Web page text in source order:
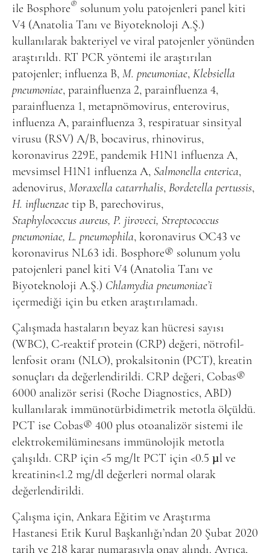
ile Bosphore® solunum yolu patojenleri panel kiti
V4 (Anatolia Tanı ve Biyoteknoloji A.Ş.)
kullanılarak bakteriyel ve viral patojenler yönünden
araştırıldı. RT PCR yöntemi ile araştırılan
patojenler; influenza B, M. pneumoniae, Klebsiella
pneumoniae, parainfluenza 2, parainfluenza 4,
parainfluenza 1, metapnömovirus, enterovirus,
influenza A, parainfluenza 3, respiratuar sinsityal
virusu (RSV) A/B, bocavirus, rhinovirus,
koronavirus 229E, pandemik H1N1 influenza A,
mevsimsel H1N1 influenza A, Salmonella enterica,
adenovirus, Moraxella catarrhalis, Bordetella pertussis,
H. influenzae tip B, parechovirus,
Staphylococcus aureus, P. jiroveci, Streptococcus
pneumoniae, L. pneumophila, koronavirus OC43 ve
koronavirus NL63 idi. Bosphore® solunum yolu
patojenleri panel kiti V4 (Anatolia Tanı ve
Biyoteknoloji A.Ş.) Chlamydia pneumoniae’i
içermediği için bu etken araştırılamadı.
Çalışmada hastaların beyaz kan hücresi sayısı
(WBC), C-reaktif protein (CRP) değeri, nötrofil-
lenfosit oranı (NLO), prokalsitonin (PCT), kreatin
sonuçları da değerlendirildi. CRP değeri, Cobas®
6000 analizör serisi (Roche Diagnostics, ABD)
kullanılarak immünotürbidimetrik metotla ölçüldü.
PCT ise Cobas® 400 plus otoanalizör sistemi ile
elektrokemilüminesans immünolojik metotla
çalışıldı. CRP için <5 mg/lt PCT için <0.5 µl ve
kreatinin<1.2 mg/dl değerleri normal olarak
değerlendirildi.
Çalışma için, Ankara Eğitim ve Araştırma
Hastanesi Etik Kurul Başkanlığı’ndan 20 Şubat 2020
tarih ve 218 karar numarasıyla onay alındı. Ayrıca,